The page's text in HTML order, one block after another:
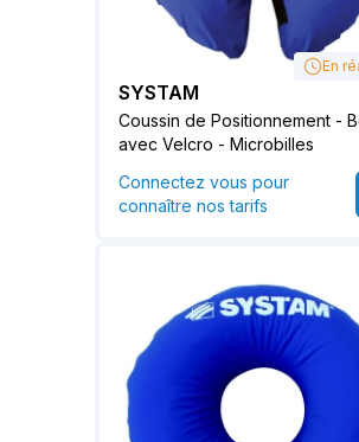
En
SYSTAM
Coussin de Positionnement -
avec Velcro - Microbilles
Connectez vous pour
connaître nos tarifs